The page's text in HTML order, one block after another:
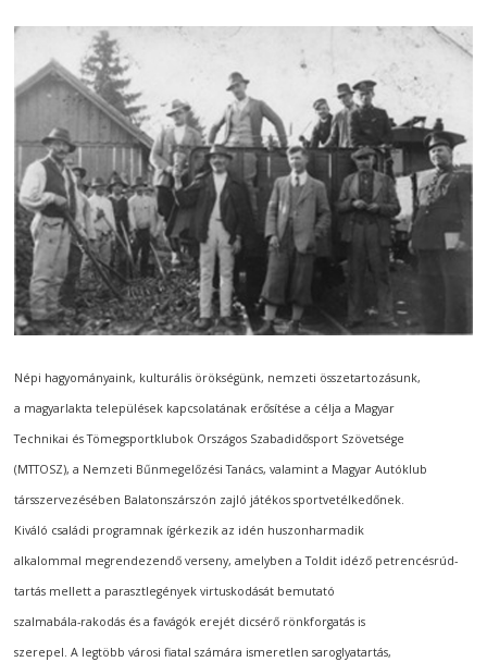
Népi hagyományaink, kulturális örökségünk, nemzeti összetartozásunk,
a magyarlakta települések kapcsolatának erősítése a célja a Magyar
Technikai és Tömegsportklubok Országos Szabadidősport Szövetsége
(MTTOSZ), a Nemzeti Bűnmegelőzési Tanács, valamint a Magyar Autóklub
társszervezésében Balatonszárszón zajló játékos sportvetélkedőnek.
Kiváló családi programnak ígérkezik az idén huszonharmadik
alkalommal megrendezendő verseny, amelyben a Toldit idéző petrencésrúd-
tartás mellett a parasztlegények virtuskodását bemutató
szalmabála-rakodás és a favágók erejét dicsérő rönkforgatás is
szerepel. A legtöbb városi fiatal számára ismeretlen saroglyatartás,